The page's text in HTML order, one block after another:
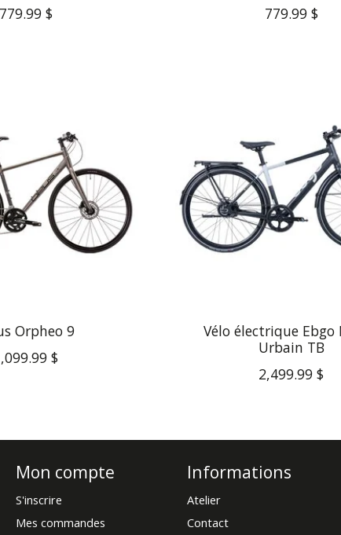
$
779.99 $
Orpheo 9
$
Vélo électrique Ebgo
Urbain TB
2,499.99 $
Mon compte
S'inscrire
Mes commandes
Informations
Atelier
Contact